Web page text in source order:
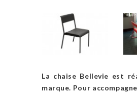
La chaise Bellevie est
marque. Pour